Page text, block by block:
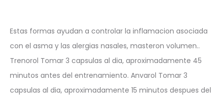
Estas formas ayudan a controlar la inflamacion asociada
con el asma y las alergias nasales, masteron volumen..
Trenorol Tomar 3 capsulas al dia, aproximadamente 45
minutos antes del entrenamiento. Anvarol Tomar 3
capsulas al dia, aproximadamente 15 minutos despues del